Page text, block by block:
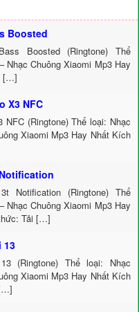
Boosted
Boosted (Ringtone) Thể
Nhạc Chuông Xiaomi Mp3 Hay
[…]
X3 NFC
NFC (Ringtone) Thể loại: Nhạc
Xiaomi Mp3 Hay Nhất Kích
Notification (Ringtone) Thể
Nhạc Chuông Xiaomi Mp3 Hay
Tải […]
13
(Ringtone) Thể loại: Nhạc
Xiaomi Mp3 Hay Nhất Kích